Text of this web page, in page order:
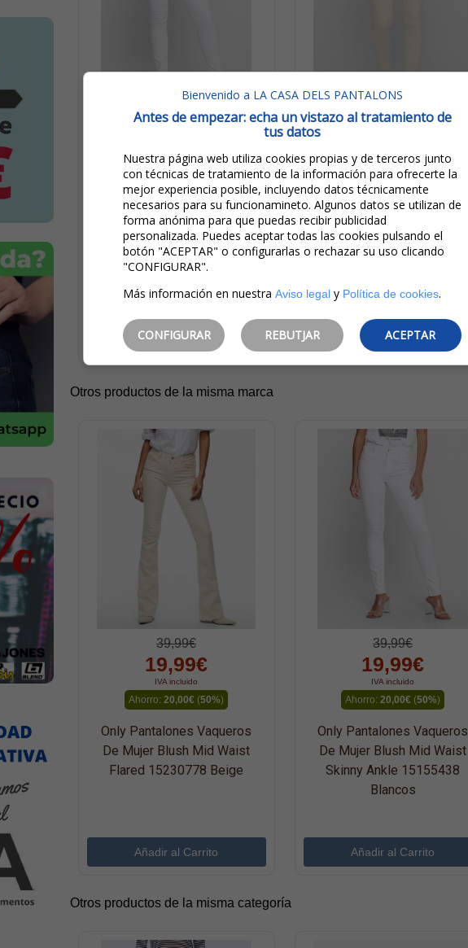
19,99€
IVA incluido
Ahorro:20,00€(50% )
Only Pantalones Vaqueros
De Mujer Blush Mid Waist
Skinny Ankle 15155438
19,99€
IVA incluido
Ahorro:20,00€(50%
Only Pantalones Vaqueros
De Mujer Blush Mid Waist
Skinny 15218655 Beige
Otros productos de la misma marca
39,99€
19,99€
IVA incluido
Ahorro: 20,00€ (50%)
Only Pantalones Vaqueros
De Mujer Blush Mid Waist
Flared 15230778 Beige
39,99€
19,99€
IVA incluido
Ahorro: 20,00€ (50%)
Only Pantalones Vaqueros
De Mujer Blush Mid Waist
Skinny Ankle 15155438
Blancos
Otros productos de la misma categoría
Bienvenido a LA CASA DELS PANTALONS
Antes de empezar: echa un vistazo al tratamiento de
tus datos
Nuestra página web utiliza cookies propias y de terceros junto
con técnicas de tratamiento de la información para ofrecerte la
mejor experiencia posible, incluyendo datos técnicamente
necesarios para su funcionamineto. Algunos datos se utilizan de
forma anónima para que puedas recibir publicidad
personalizada. Puedes aceptar todas las cookies pulsando el
botón "ACEPTAR" o configurarlas o rechazar su uso clicando
"CONFIGURAR".
Más información en nuestra Aviso legal y Política de cookies.
CONFIGURAR REBUTJAR ACEPTAR